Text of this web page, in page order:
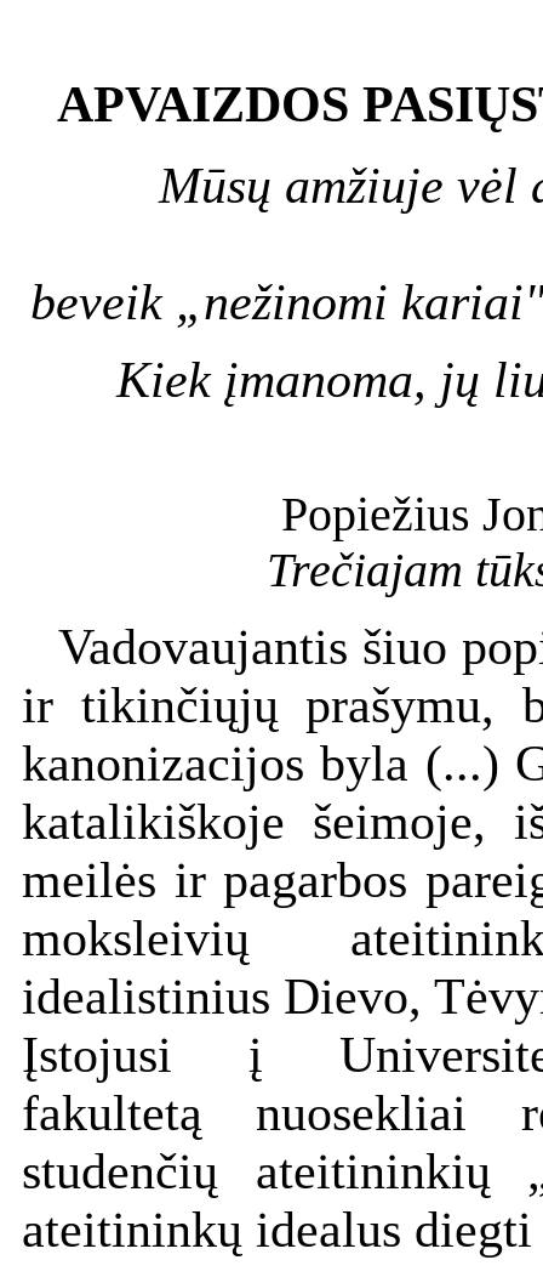
APVAIZDOS
Mūsų amžiuje
beveik „nežinomi
Kiek įmanoma, jų
Popiežius
Trečiajam
Vadovaujantis šiuo
ir tikinčiųjų prašymu,
kanonizacijos byla (...)
katalikiškoje šeimoje,
meilės ir pagarbos
moksleivių
idealistinius Dievo,
Įstojusi į
fakultetą nuosekliai
studenčių ateitininkių
ateitininkų idealus